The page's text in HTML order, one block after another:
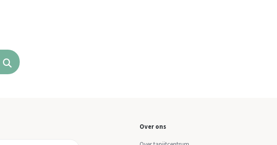
Over ons